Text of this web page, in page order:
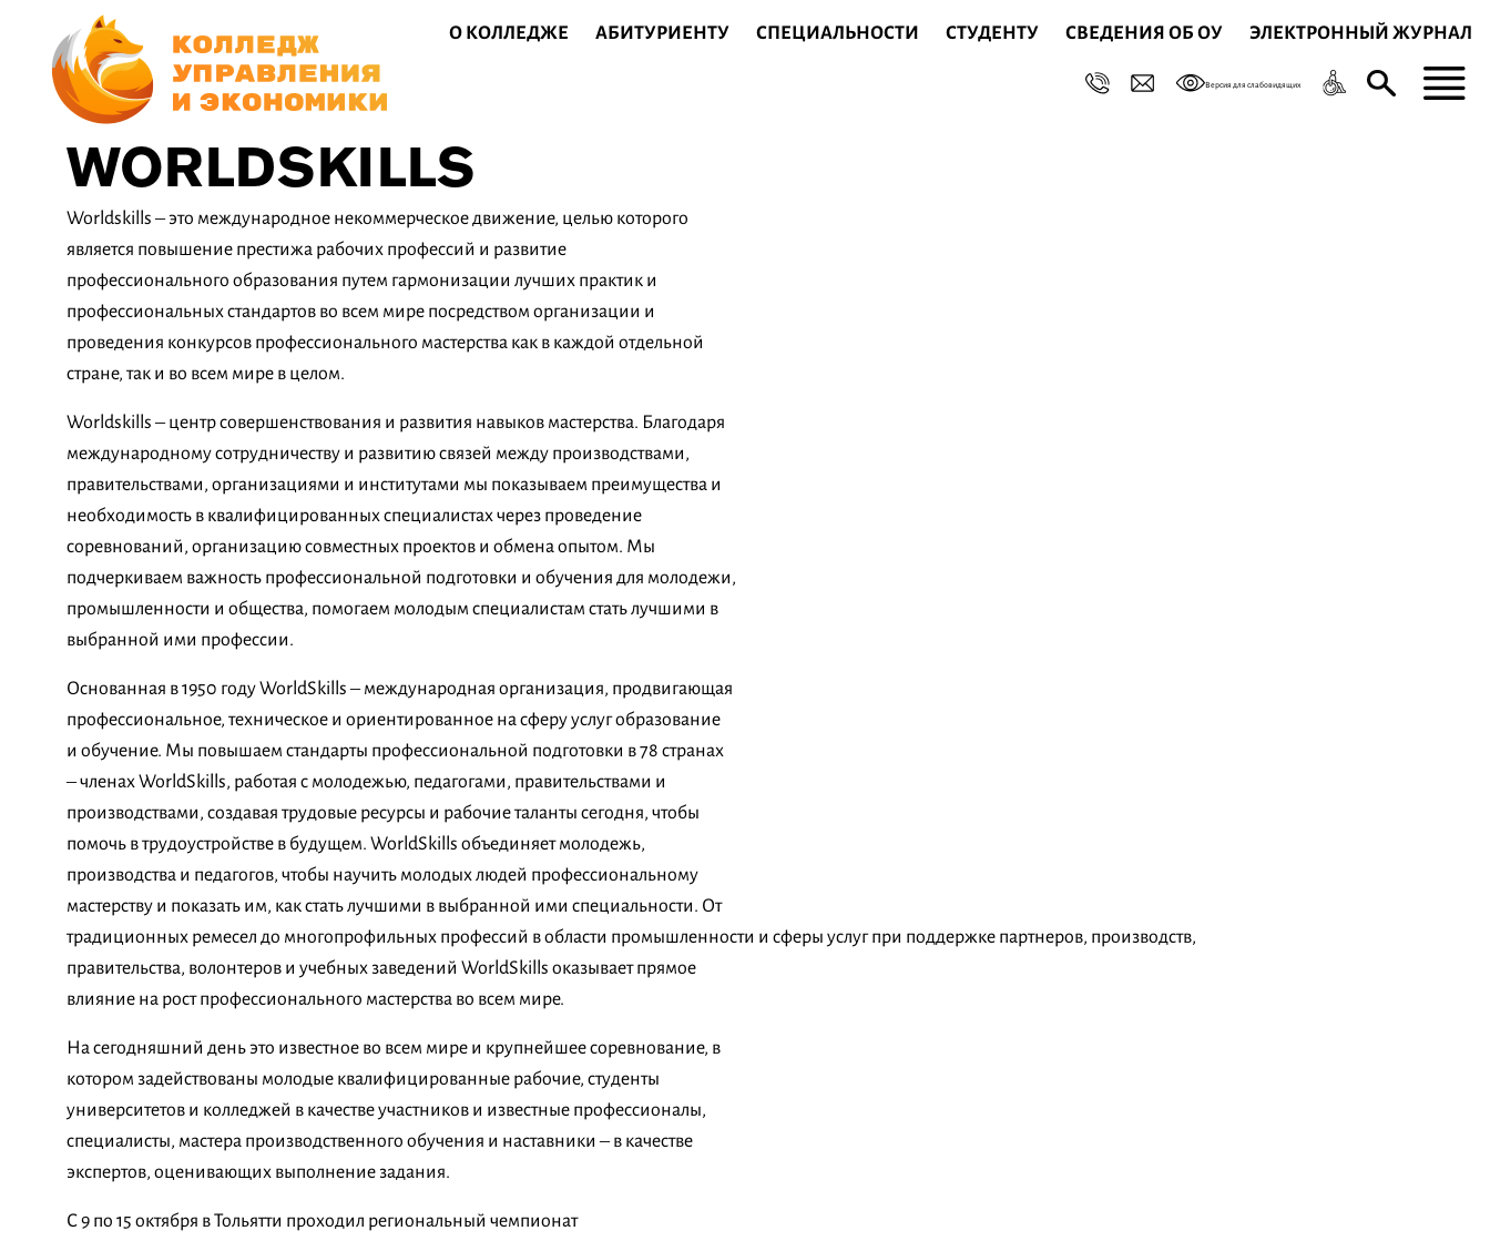
О КОЛЛЕДЖЕ АБИТУРИЕНТУ СПЕЦИАЛЬНОСТИ СТУДЕНТУ СВЕДЕНИЯ ОБ ОУ ЭЛЕКТРОННЫЙ ЖУРНАЛ
Версия для слабовидящих
WORLDSKILLS
Worldskills – это международное некоммерческое движение, целью которого
является повышение престижа рабочих профессий и развитие
профессионального образования путем гармонизации лучших практик и
профессиональных стандартов во всем мире посредством организации и
проведения конкурсов профессионального мастерства как в каждой отдельной
стране, так и во всем мире в целом.
Worldskills – центр совершенствования и развития навыков мастерства. Благодаря
международному сотрудничеству и развитию связей между производствами,
правительствами, организациями и институтами мы показываем преимущества и
необходимость в квалифицированных специалистах через проведение
соревнований, организацию совместных проектов и обмена опытом. Мы
подчеркиваем важность профессиональной подготовки и обучения для молодежи,
промышленности и общества, помогаем молодым специалистам стать лучшими в
выбранной ими профессии.
Основанная в 1950 году WorldSkills – международная организация, продвигающая
профессиональное, техническое и ориентированное на сферу услуг образование
и обучение. Мы повышаем стандарты профессиональной подготовки в 78 странах
– членах WorldSkills, работая с молодежью, педагогами, правительствами и
производствами, создавая трудовые ресурсы и рабочие таланты сегодня, чтобы
помочь в трудоустройстве в будущем. WorldSkills объединяет молодежь,
производства и педагогов, чтобы научить молодых людей профессиональному
мастерству и показать им, как стать лучшими в выбранной ими специальности. От
традиционных ремесел до многопрофильных профессий в области промышленности и сферы услуг при поддержке партнеров, производств,
правительства, волонтеров и учебных заведений WorldSkills оказывает прямое
влияние на рост профессионального мастерства во всем мире.
На сегодняшний день это известное во всем мире и крупнейшее соревнование, в
котором задействованы молодые квалифицированные рабочие, студенты
университетов и колледжей в качестве участников и известные профессионалы,
специалисты, мастера производственного обучения и наставники – в качестве
экспертов, оценивающих выполнение задания.
С 9 по 15 октября в Тольятти проходил региональный чемпионат